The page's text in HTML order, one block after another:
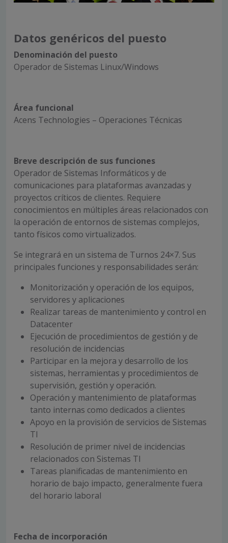
Datos genéricos del puesto
Denominación del puesto
Operador de Sistemas Linux/Windows
Área funcional
Acens Technologies – Operaciones Técnicas
Breve descripción de sus funciones
Operador de Sistemas Informáticos y de
comunicaciones para plataformas avanzadas y
proyectos críticos de clientes. Requiere
conocimientos en múltiples áreas relacionados con
la operación de entornos de sistemas complejos,
tanto físicos como virtualizados.
Se integrará en un sistema de Turnos 24×7. Sus
principales funciones y responsabilidades serán:
Monitorización y operación de los equipos,
servidores y aplicaciones
Realizar tareas de mantenimiento y control en
Datacenter
Ejecución de procedimientos de gestión y de
resolución de incidencias
Participar en la mejora y desarrollo de los
sistemas, herramientas y procedimientos de
supervisión, gestión y operación.
Operación y mantenimiento de plataformas
tanto internas como dedicados a clientes
Apoyo en la provisión de servicios de Sistemas
TI
Resolución de primer nivel de incidencias
relacionados con Sistemas TI
Tareas planificadas de mantenimiento en
horario de bajo impacto, generalmente fuera
del horario laboral
Fecha de incorporación